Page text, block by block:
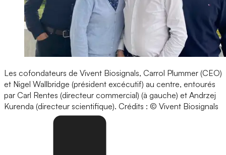
Les cofondateurs de Vivent Biosignals, Carrol Plummer (CEO)
et Nigel Wallbridge (président excécutif) au centre, entourés
par Carl Rentes (directeur commercial) (à gauche) et Andrzej
Kurenda (directeur scientifique). Crédits : © Vivent Biosignals